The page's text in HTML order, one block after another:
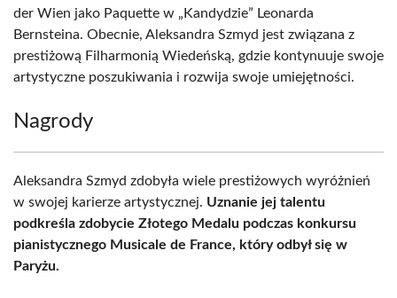
der Wien jako Paquette w „Kandydzie” Leonarda
Bernsteina. Obecnie, Aleksandra Szmyd jest związana z
prestiżową Filharmonią Wiedeńską, gdzie kontynuuje swoje
artystyczne poszukiwania i rozwija swoje umiejętności.
Nagrody
Aleksandra Szmyd zdobyła wiele prestiżowych wyróżnień
w swojej karierze artystycznej. Uznanie jej talentu
podkreśla zdobycie Złotego Medalu podczas konkursu
pianistycznego Musicale de France, który odbył się w
Paryżu.